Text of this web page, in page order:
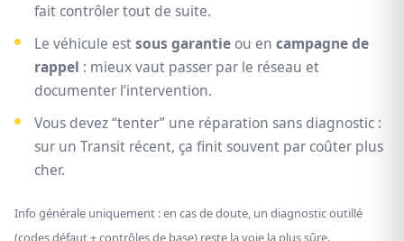
fait contrôler tout de suite.
Le véhicule estsous garantie ou en campagne de
rappel : mieux vaut passer par le réseau et
documenter l’intervention.
Vous devez “tenter” une réparation sans diagnostic :
sur un Transit récent, ça finit souvent par coûter plus
cher.
Info générale uniquement : en cas de doute, un diagnostic outillé
(codes défaut + contrôles de base) reste la voie la plus sûre.